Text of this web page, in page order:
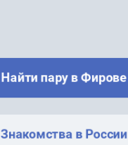
Найти пару в Фирове
Знакомства в России